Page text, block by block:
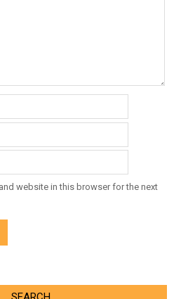
website in this browser for the next